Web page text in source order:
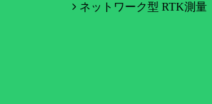
ネットワーク型 RTK測量